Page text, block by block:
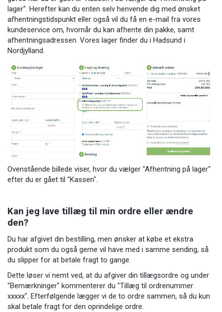
lager". Herefter kan du enten selv henvende dig med ønsket
afhentningstidspunkt eller også vil du få en e-mail fra vores
kundeservice om, hvornår du kan afhente din pakke, samt
afhentningsadressen. Vores lager finder du i Hadsund i
Nordjylland.
Ovenstående billede viser, hvor du vælger "Afhentning på lager"
efter du er gået til "Kassen".
Kan jeg lave tillæg til min ordre eller ændre
den?
Du har afgivet din bestilling, men ønsker at købe et ekstra
produkt som du også gerne vil have med i samme sending, så
du slipper for at betale fragt to gange.
Dette løser vi nemt ved, at du afgiver din tillægsordre og under
"Bemærkninger" kommenterer du "Tillæg til ordrenummer
xxxxx". Efterfølgende lægger vi de to ordre sammen, så du kun
skal betale fragt for den oprindelige ordre.